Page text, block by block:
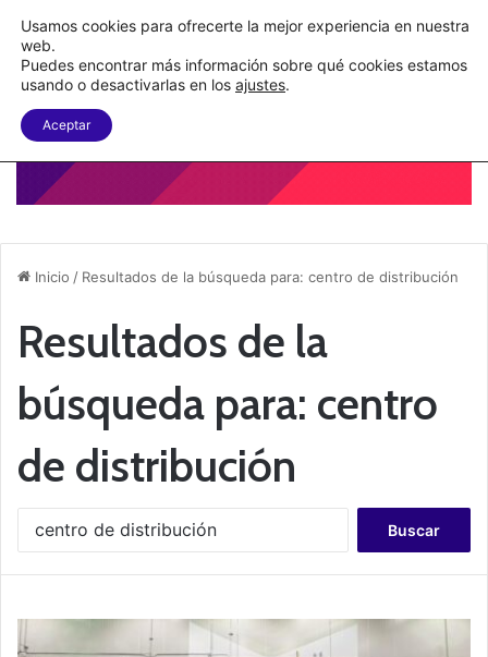
C&A México completa la implementación de su WMS en la nube
Menu
Inicio / Resultados de la búsqueda para: centro de distribución
Resultados de la
búsqueda para: centro
de distribución
r
Usamos cookies para ofrecerte la mejor experiencia en nuestra
web.
Puedes encontrar más información sobre qué cookies estamos
usando o desactivarlas en los ajustes.
Aceptar